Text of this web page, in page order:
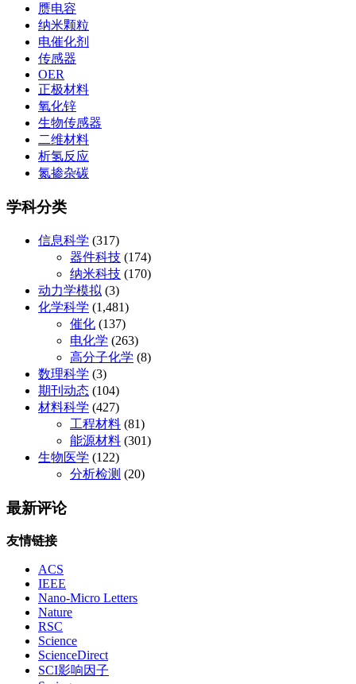
赝电容
纳米颗粒
电催化剂
传感器
OER
正极材料
氧化锌
生物传感器
二维材料
析氢反应
氮掺杂碳
学科分类
信息科学 (317)
器件科技 (174)
纳米科技 (170)
动力学模拟 (3)
化学科学 (1,481)
催化 (137)
电化学 (263)
高分子化学 (8)
数理科学 (3)
期刊动态 (104)
材料科学 (427)
工程材料 (81)
能源材料 (301)
生物医学 (122)
分析检测 (20)
最新评论
友情链接
ACS
IEEE
Nano-Micro Letters
Nature
RSC
Science
ScienceDirect
SCI影响因子